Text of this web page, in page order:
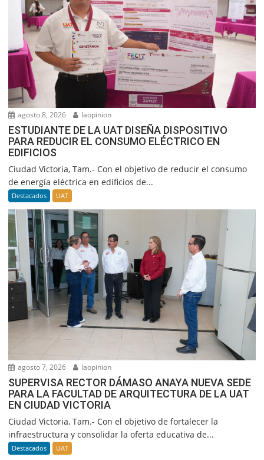
agosto 8, 2026 laopinion
ESTUDIANTE DE LA UAT DISEÑA DISPOSITIVO
PARA REDUCIR EL CONSUMO ELÉCTRICO EN
EDIFICIOS
Ciudad Victoria, Tam.- Con el objetivo de reducir el consumo
de energía eléctrica en edificios de...
Destacados UAT
agosto 7, 2026 laopinion
SUPERVISA RECTOR DÁMASO ANAYA NUEVA SEDE
PARA LA FACULTAD DE ARQUITECTURA DE LA UAT
EN CIUDAD VICTORIA
Ciudad Victoria, Tam.- Con el objetivo de fortalecer la
infraestructura y consolidar la oferta educativa de...
Destacados UAT